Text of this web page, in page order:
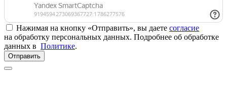
Нажимая на кнопку «Отправить», вы даете согласие
на обработку персональных данных. Подробнее об обработке
данных в Политике.
Отправить